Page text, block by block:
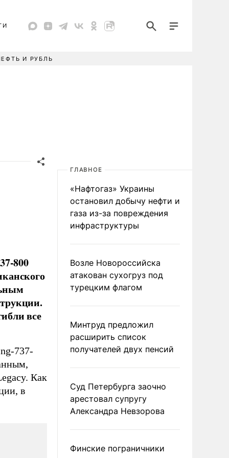
И РУБЛЬ
800
все
737-
Как
в
ГЛАВНОЕ
«Нафтогаз» Украины
остановил добычу нефти и
газа из-за повреждения
инфраструктуры
Возле Новороссийска
атакован сухогруз под
турецким флагом
Минтруд предложил
расширить список
получателей двух пенсий
Суд Петербурга заочно
арестовал супругу
Александра Невзорова
Финские пограничники